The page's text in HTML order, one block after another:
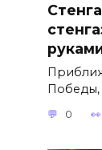
Победы,
0